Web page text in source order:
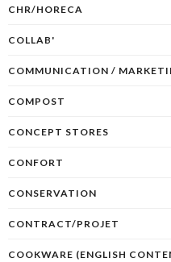
CHR/HORECA
COLLAB'
COMMUNICATION /
COMPOST
CONCEPT STORES
CONFORT
CONSERVATION
CONTRACT/PROJET
COOKWARE (ENGLISH